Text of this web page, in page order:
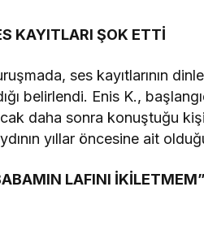
KAYITLARI ŞOK ETTİ
ses kayıtlarının
belirlendi. Enis K.,
daha sonra konuştuğu
yıllar öncesine ait
LAFINI İKİLETMEM”